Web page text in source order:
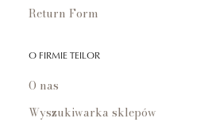
Return Form
O FIRMIE TEILOR
O nas
Wyszukiwarka sklepów